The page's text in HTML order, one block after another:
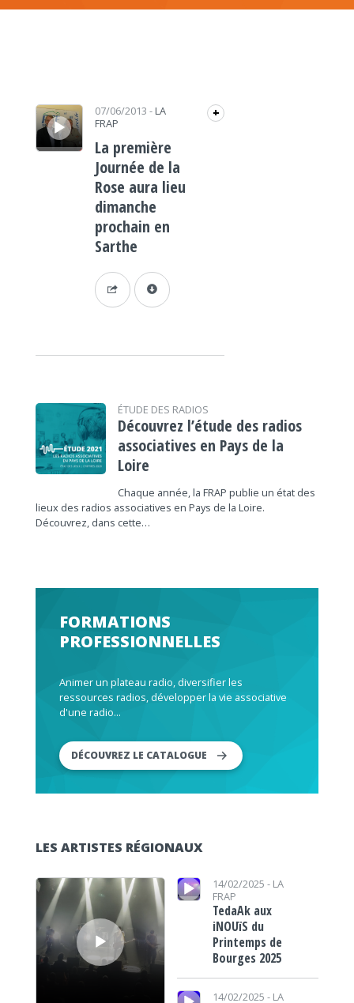
Lecteur audio 07/06/2013 - LA
FRAP
+
La première
Journée de la
Rose aura lieu
dimanche
prochain en
Sarthe
ÉTUDE DES RADIOS
Découvrez l’étude des radios
associatives en Pays de la
Loire
Chaque année, la FRAP publie un état des
lieux des radios associatives en Pays de la Loire.
Découvrez, dans cette…
FORMATIONS
PROFESSIONNELLES
Animer un plateau radio, diversifier les
ressources radios, développer la vie associative
d'une radio...
DÉCOUVREZ LE CATALOGUE
LES ARTISTES RÉGIONAUX
Lecteur audio
Lecteur audio 14/02/2025 - LA
FRAP
TedaAk aux
iNOUïS du
Printemps de
Bourges 2025
Lecteur audio
14/02/2025 - LA